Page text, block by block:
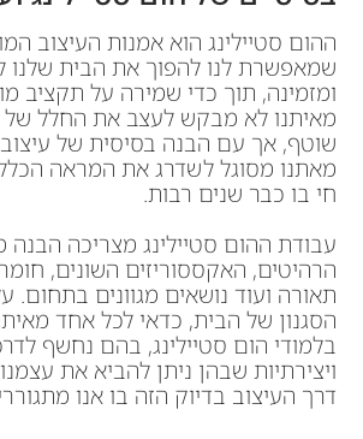
ההום סטיילינג הוא אמנות העיצוב
שמאפשרת לנו להפוך את הבית
ומזמינה, תוך כדי שמירה על תקציב
מאיתנו לא מבקש לעצב את החלל של
שוטף, אך עם הבנה בסיסית של
מאתנו מסוגל לשדרג את המראה
חי בו כבר שנים רבות.
עבודת ההום סטיילינג מצריכה
הרהיטים, האקססוריזים השונים,
תאורה ועוד נושאים מגוונים בתחום.
הסגנון של הבית, כדאי לכל אחד
בלמודי הום סטיילינג, בהם נחשף
ויצירתיות שבהן ניתן להביא את
דרך העיצוב בדיוק הזה בו אנו